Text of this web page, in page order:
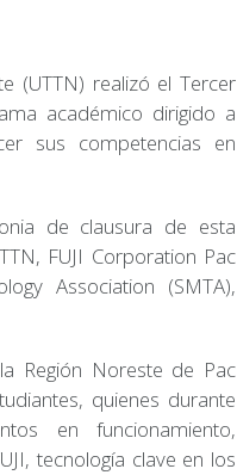
(UTTN) realizó el Tercer
académico dirigido a
sus competencias en
de clausura de esta
FUJI Corporation Pac
Association (SMTA),
Región Noreste de Pac
quienes durante
en funcionamiento,
tecnología clave en los